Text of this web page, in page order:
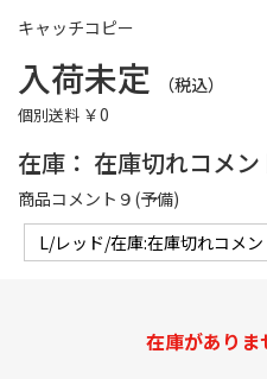
キャッチコピー
入荷未定 （税込）
個別送料 ￥0
在庫： 在庫切れコメン
商品コメント９(予備)
在庫がありま